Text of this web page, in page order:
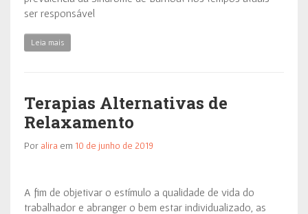
ser responsável
Leia mais
Terapias Alternativas de
Relaxamento
Por alira em 10 de junho de 2019
A fim de objetivar o estímulo a qualidade de vida do
trabalhador e abranger o bem estar individualizado, as